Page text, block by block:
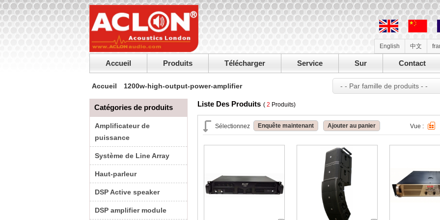
English 中文
Accueil Produits Télécharger Service Sur Contact
Accueil 1200w-high-output-power-amplifier - - Par famille de produits - -
Catégories de produits
Amplificateur de
puissance
Système de Line Array
Haut-parleur
DSP Active speaker
DSP amplifier module
Liste Des Produits ( 2 Produits)
Sélectionnez Enquête maintenant Ajouter au panier Vue :